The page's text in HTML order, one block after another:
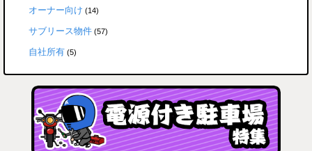
オーナー向け (14)
サブリース物件 (57)
自社所有 (5)